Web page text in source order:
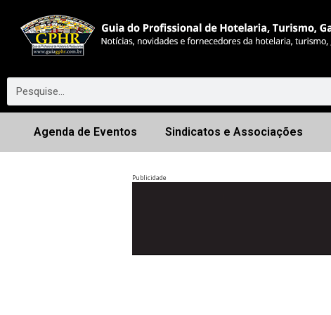
Agenda de Eventos Sindicatos e Associações
Publicidade